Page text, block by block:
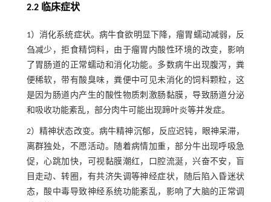
2.2 临床症状
1）消化系统症状。病牛食欲明显下降，瘤胃蠕动减弱，反
刍减少，拒食精饲料，由于瘤胃内酸性环境的改变，影响
了胃肠道的正常蠕动和消化功能。多数病牛出现腹泻，粪
便稀软，带有酸臭味，粪便中可见未消化的饲料颗粒，这
是因为肠道内产生的酸性物质刺激肠黏膜，导致肠道分泌
和吸收功能紊乱，部分肉牛可能出现蹄叶炎等并发症。
2）精神状态改变。病牛精神沉郁，反应迟钝，眼神呆滞，
离群独处，不愿活动。随着病情加重，部分牛出现呼吸急
促，心跳加快，可视黏膜潮红，口腔流涎，兴奋不安，盲
目走动、转圈，有共济失调等神经症状，随后陷入昏迷状
态，酸中毒导致神经系统功能紊乱，影响了大脑的正常调